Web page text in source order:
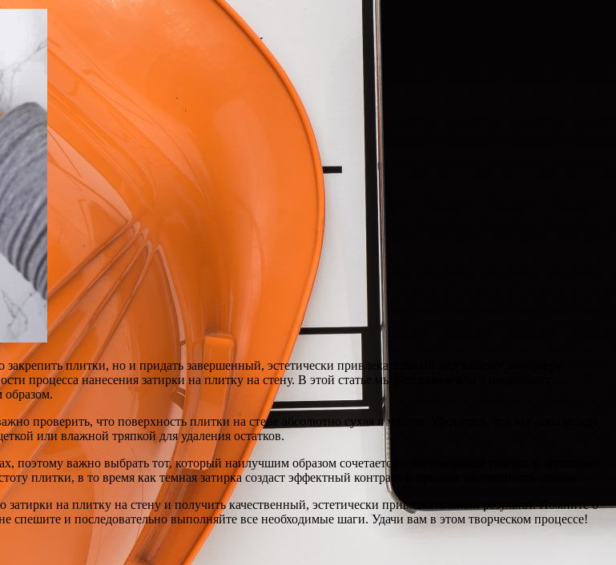
плитки, но и придать завершенный, эстетически привлекательный вид вашему интерьеру.
процесса нанесения затирки на плитку на стену. В этой статье мы расскажем вам о нескольких
образом.
проверить, что поверхность плитки на стене абсолютно сухая и чистая. Убедитесь, что все швы между
или влажной тряпкой для удаления остатков.
поэтому важно выбрать тот, который наилучшим образом сочетается с цветом вашей плитки и дополняет
плитки, в то время как темная затирка создаст эффектный контраст и придаст элегантность стенам.
на плитку на стену и получить качественный, эстетически привлекательный результат. Помните о
спешите и последовательно выполняйте все необходимые шаги. Удачи вам в этом творческом процессе!